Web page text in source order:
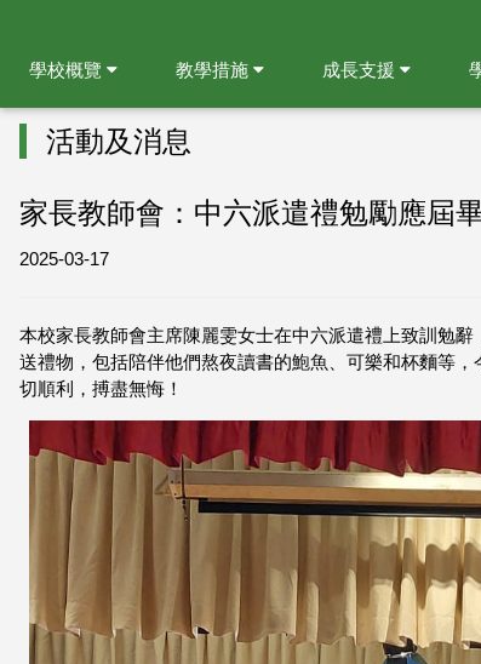
學校概覽 教學措施 成長支援
活動及消息
家長教師會：中六派遣禮勉勵應屆
2025-03-17
本校家長教師會主席陳麗雯女士在中六派遣禮上致訓勉
送禮物，包括陪伴他們熬夜讀書的鮑魚、可樂和杯麵等
切順利，搏盡無悔！